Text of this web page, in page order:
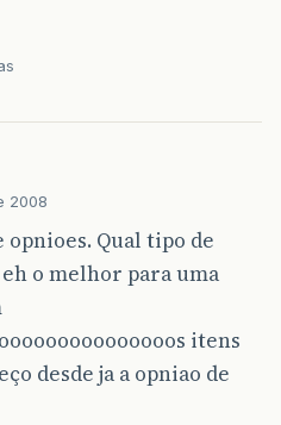
2008
opnioes. Qual tipo de
o melhor para uma
itens
desde ja a opniao de